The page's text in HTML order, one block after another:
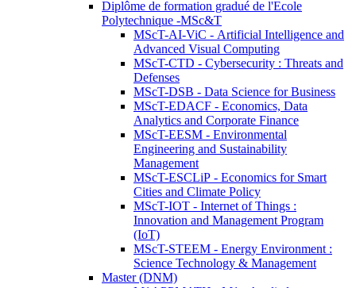
Diplôme de formation gradué de l'Ecole
Polytechnique -MSc&T
MScT-AI-ViC - Artificial Intelligence and
Advanced Visual Computing
MScT-CTD - Cybersecurity : Threats and
Defenses
MScT-DSB - Data Science for Business
MScT-EDACF - Economics, Data
Analytics and Corporate Finance
MScT-EESM - Environmental
Engineering and Sustainability
Management
MScT-ESCLiP - Economics for Smart
Cities and Climate Policy
MScT-IOT - Internet of Things :
Innovation and Management Program
(IoT)
MScT-STEEM - Energy Environment :
Science Technology & Management
Master (DNM)